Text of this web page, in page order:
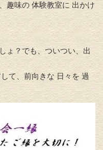
趣味の 体験教室に 出かけ
ょ？でも、ついつい、出
て、前向きな 日々を 過